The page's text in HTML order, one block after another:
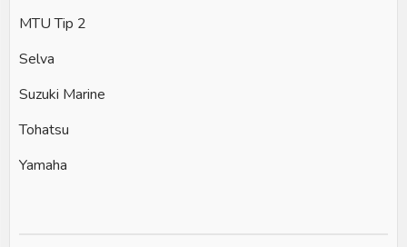
MTU Tip 2
Selva
Suzuki Marine
Tohatsu
Yamaha